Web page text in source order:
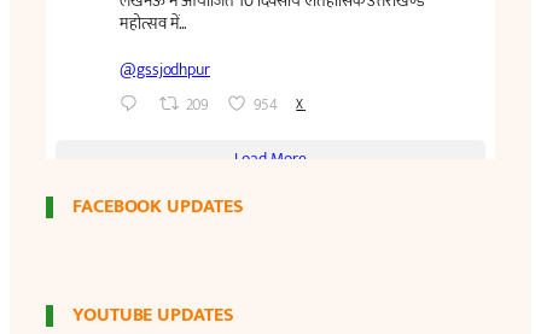
FACEBOOK UPDATES
YOUTUBE UPDATES